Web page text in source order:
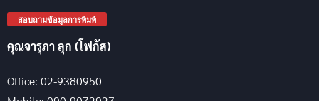
สอบถามข้อมูลการพิมพ์
คุณจารุภา ลุก (โฟกัส)
Office: 02-9380950